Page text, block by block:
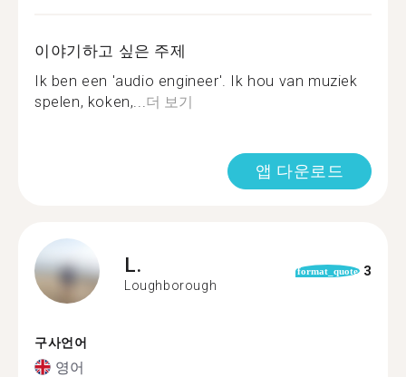
이야기하고 싶은 주제
Ik ben een 'audio engineer'. Ik hou van muziek
spelen, koken,...더 보기
앱 다운로드
L.
Loughborough
format_quote 3
구사언어
영어